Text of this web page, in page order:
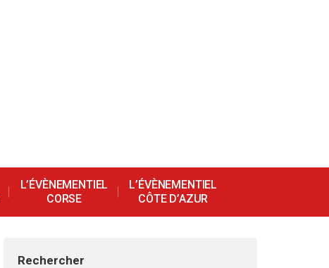
L’ÉVÈNEMENTIEL
CORSE
L’ÉVÈNEMENTIEL
CÔTE D’AZUR
Rechercher